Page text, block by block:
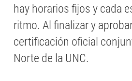
hay horarios fijos y cada
ritmo. Al finalizar y
certificación oficial
Norte de la UNC.